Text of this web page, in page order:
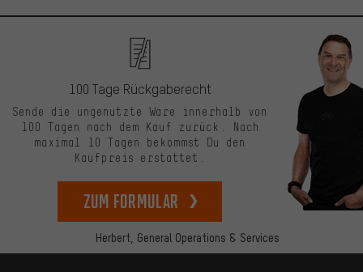
Herbert, General Operations & Services
100 Tage Rückgaberecht
Sende die ungenutzte Ware innerhalb von
100 Tagen nach dem Kauf zurück. Nach
maximal 10 Tagen bekommst Du den
Kaufpreis erstattet.
zum Formular